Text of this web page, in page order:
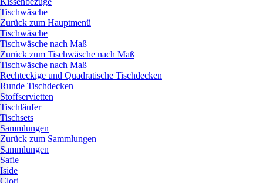
Tischwäsche
Zurück zum Hauptmenü
Tischwäsche
Tischwäsche nach Maß
Zurück zum Tischwäsche nach Maß
Tischwäsche nach Maß
Rechteckige und Quadratische Tischdecken
Runde Tischdecken
Stoffservietten
Tischläufer
Tischsets
Sammlungen
Zurück zum Sammlungen
Sammlungen
Safie
Iside